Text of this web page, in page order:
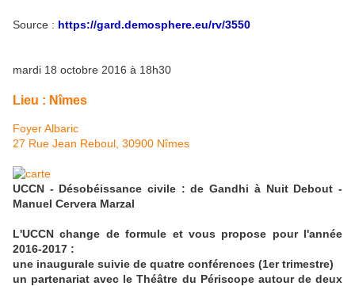
Source : https://gard.demosphere.eu/rv/3550
mardi 18 octobre 2016 à 18h30
Lieu : Nîmes
Foyer Albaric
27 Rue Jean Reboul, 30900 Nîmes
UCCN - Désobéissance civile : de Gandhi à Nuit Debout -
Manuel Cervera Marzal
L'UCCN change de formule et vous propose pour l'année
2016-2017 :
une inaugurale suivie de quatre conférences (1er trimestre)
un partenariat avec le Théâtre du Périscope autour de deux